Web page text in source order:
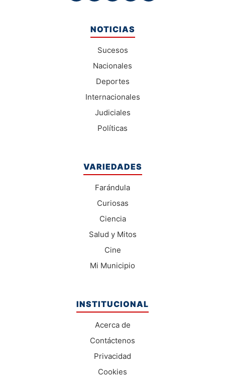
NOTICIAS
Sucesos
Nacionales
Deportes
Internacionales
Judiciales
Políticas
VARIEDADES
Farándula
Curiosas
Ciencia
Salud y Mitos
Cine
Mi Municipio
INSTITUCIONAL
Acerca de
Contáctenos
Privacidad
Cookies